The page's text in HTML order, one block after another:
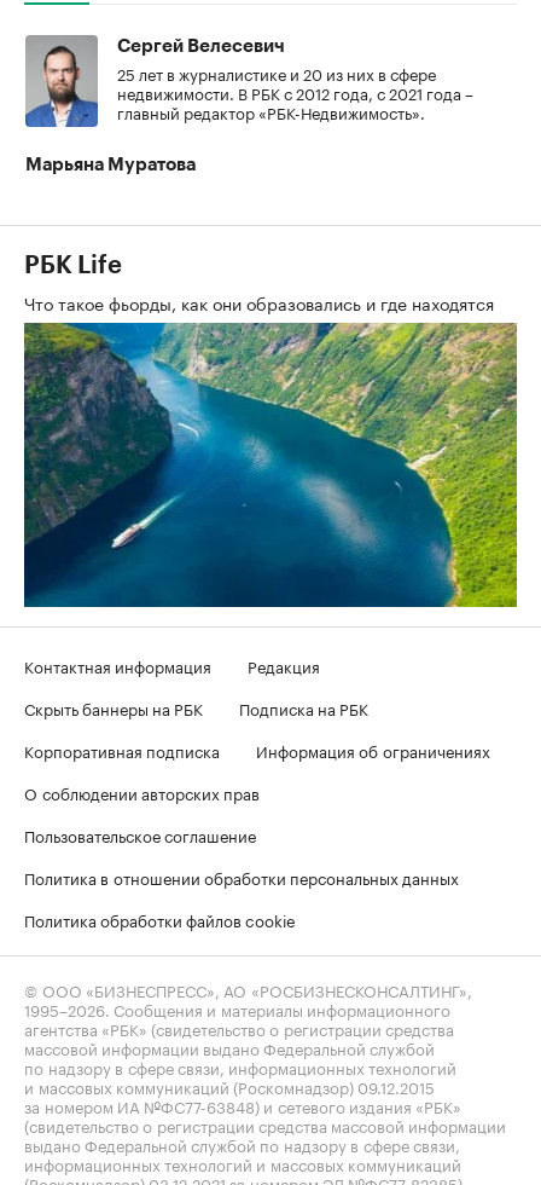
Сергей Велесевич
25 лет в журналистике и 20 из них в сфере
недвижимости. В РБК с 2012 года, с 2021 года –
главный редактор «РБК-Недвижимость».
Марьяна Муратова
РБК Life
Что такое фьорды, как они образовались и где находятся
Контактная информация
Редакция
Скрыть баннеры на РБК
Подписка на РБК
Корпоративная подписка
Информация об ограничениях
О соблюдении авторских прав
Пользовательское соглашение
Политика в отношении обработки персональных данных
Политика обработки файлов cookie
© ООО «БИЗНЕСПРЕСС», АО «РОСБИЗНЕСКОНСАЛТИНГ»,
1995–2026 . Сообщения и материалы информационного
агентства «РБК» (свидетельство о регистрации средства
массовой информации выдано Федеральной службой
по надзору в сфере связи, информационных технологий
и массовых коммуникаций (Роскомнадзор) 09.12.2015
за номером ИА №ФС77-63848) и сетевого издания «РБК»
(свидетельство о регистрации средства массовой информации
выдано Федеральной службой по надзору в сфере связи,
информационных технологий и массовых коммуникаций